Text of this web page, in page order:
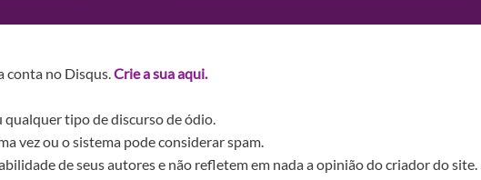
conta no Disqus.Crie a sua aqui.
tipo de discurso de ódio.
vez ou o sistema pode considerar spam.
de seus autores e não refletem em nada a opinião do criador do site.